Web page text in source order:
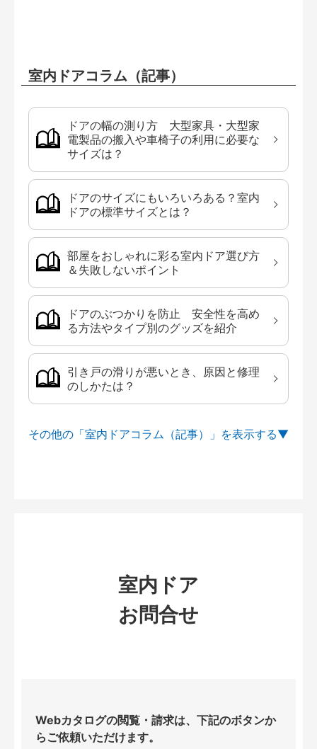
室内ドアコラム（記事）
ドアの幅の測り方 大型家具・大型家
電製品の搬入や車椅子の利用に必要な
サイズは？
ドアのサイズにもいろいろある？室内
ドアの標準サイズとは？
部屋をおしゃれに彩る室内ドア選び方
＆失敗しないポイント
ドアのぶつかりを防止 安全性を高め
る方法やタイプ別のグッズを紹介
引き戸の滑りが悪いとき、原因と修理
のしかたは？
その他の「室内ドアコラム（記事）」を
室内ドア
お問合せ
Webカタログの閲覧・請求は、下記のボタンか
らご依頼いただけます。